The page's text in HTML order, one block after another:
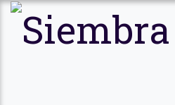
Ir al contenido